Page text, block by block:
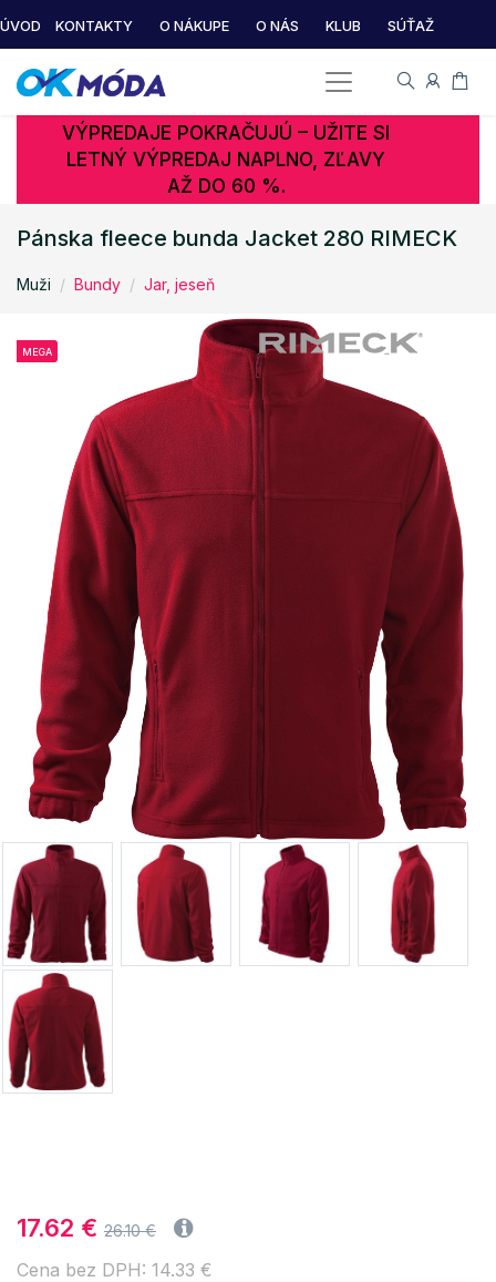
ÚVOD KONTAKTY O NÁKUPE O NÁS KLUB SÚŤAŽ
VÝPREDAJE POKRAČUJÚ – UŽITE SI
LETNÝ VÝPREDAJ NAPLNO, ZĽAVY
AŽ DO 60 %.
Pánska fleece bunda Jacket 280 RIMECK
Muži Bundy Jar, jeseň
MEGA
17.62 € 26.10 €
Cena bez DPH: 14.33 €